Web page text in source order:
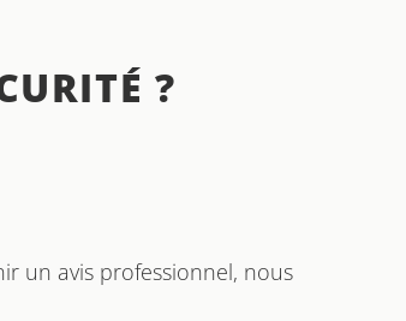
?
un avis professionnel, nous